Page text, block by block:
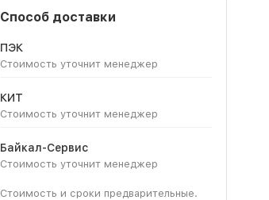
Способ доставки
ПЭК
Стоимость уточнит менеджер
КИТ
Стоимость уточнит менеджер
Байкал-Сервис
Стоимость уточнит менеджер
Стоимость и сроки предварительные.